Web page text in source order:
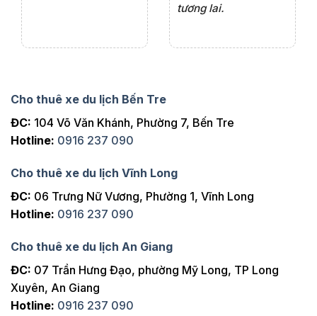
tương lai.
Cho thuê xe du lịch Bến Tre
ĐC: 104 Võ Văn Khánh, Phường 7, Bến Tre
Hotline: 0916 237 090
Cho thuê xe du lịch Vĩnh Long
ĐC: 06 Trưng Nữ Vương, Phường 1, Vĩnh Long
Hotline: 0916 237 090
Cho thuê xe du lịch An Giang
ĐC: 07 Trần Hưng Đạo, phường Mỹ Long, TP Long
Xuyên, An Giang
Hotline: 0916 237 090